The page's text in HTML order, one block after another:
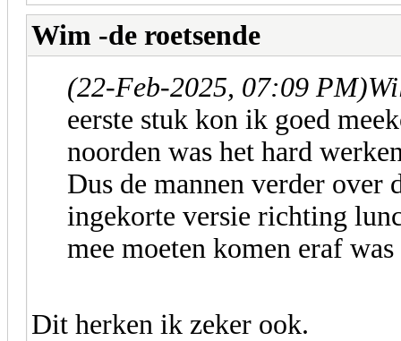
Wim -de roetsende
(22-Feb-2025, 07:09 PM)
eerste stuk kon ik goed
noorden was het hard
Dus de mannen verder over
ingekorte versie richting
mee moeten komen eraf
Dit herken ik zeker ook.